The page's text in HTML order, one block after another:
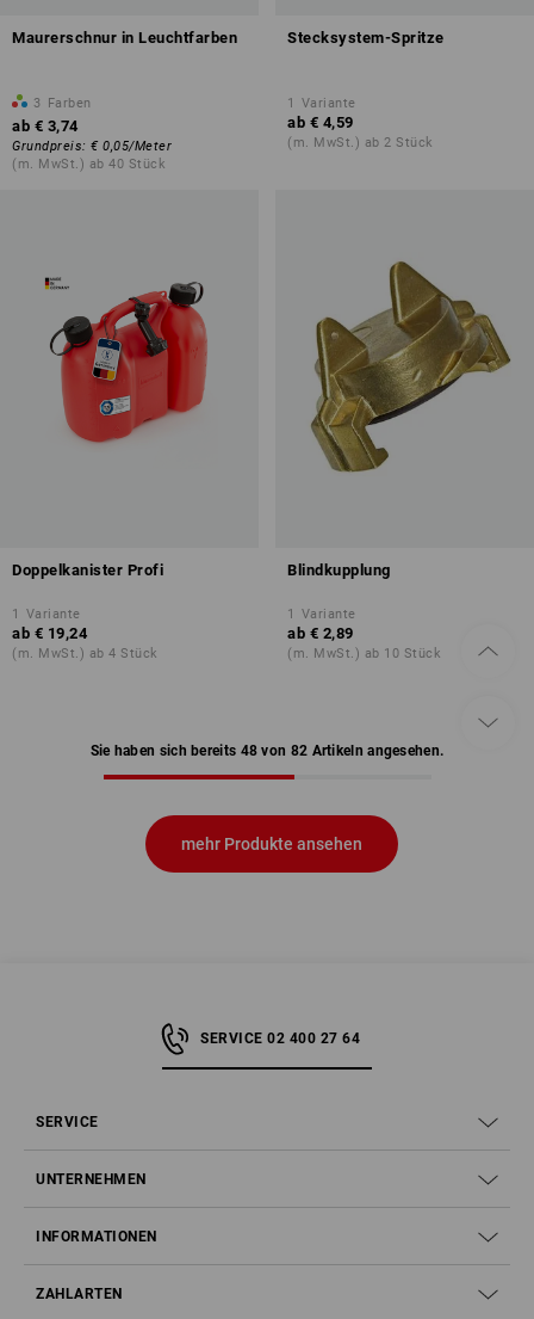
Maurerschnur in Leuchtfarben
3 Farben
ab € 3,74
Grundpreis: € 0,05/Meter
(m. MwSt.) ab 40 Stück
Stecksystem-Spritze
1 Variante
ab € 4,59
(m. MwSt.) ab 2 Stück
Doppelkanister Profi
1 Variante
ab € 19,24
(m. MwSt.) ab 4 Stück
Blindkupplung
1 Variante
ab € 2,89
(m. MwSt.) ab 10 Stück
Sie haben sich bereits 48 von 82 Artikeln angesehen.
mehr Produkte ansehen
SERVICE 02 400 27 64
SERVICE
UNTERNEHMEN
INFORMATIONEN
ZAHLARTEN